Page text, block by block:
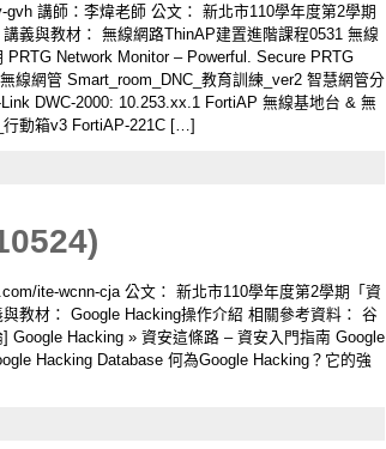
講師：李煒老師 公文： 新北市110學年度第2學期
義與教材： 無線網路ThinAP建置進階課程0531 無線
Network Monitor – Powerful. Secure PRTG
線網管 Smart_room_DNC_教育訓練_ver2 智慧網管分
DWC-2000: 10.253.xx.1 FortiAP 無線基地台 & 無
行動箱v3 FortiAP-221C […]
ite-wcnn-cja 公文： 新北市110學年度第2學期「資
教材： Google Hacking操作介紹 相關參考資料： 谷
Google Hacking » 資安這條路 – 資安入門指南 Google
Hacking Database 何為Google Hacking？它的強